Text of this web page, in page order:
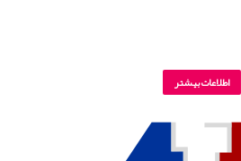
اطلاعات بیشتر